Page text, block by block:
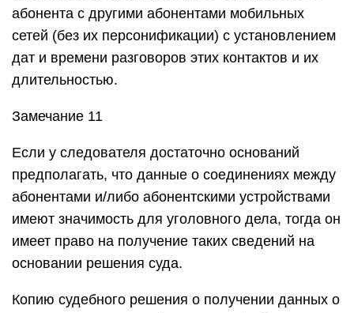
абонента с другими абонентами мобильных
сетей (без их персонификации) с установлением
дат и времени разговоров этих контактов и их
длительностью.
Замечание 11
Если у следователя достаточно оснований
предполагать, что данные о соединениях между
абонентами и/либо абонентскими устройствами
имеют значимость для уголовного дела, тогда он
имеет право на получение таких сведений на
основании решения суда.
Копию судебного решения о получении данных о